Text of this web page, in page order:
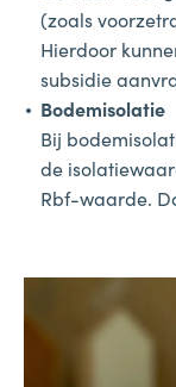
(zoals
Hierdoor
subsidie
Bodemisolatie
Bij
de
Rbf-waarde.